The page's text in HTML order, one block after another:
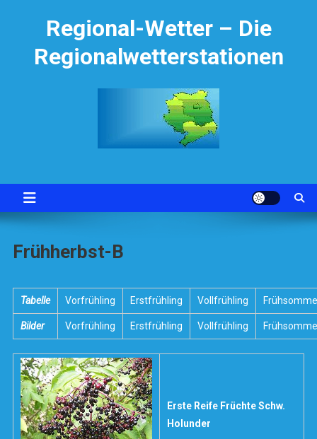
Regional-Wetter – Die
Regionalwetterstationen
Frühherbst-B
Tabelle Vorfrühling Erstfrühling Vollfrühling
Bilder Vorfrühling Erstfrühling Vollfrühling
Erste Reife Früchte Schw.
Holunder